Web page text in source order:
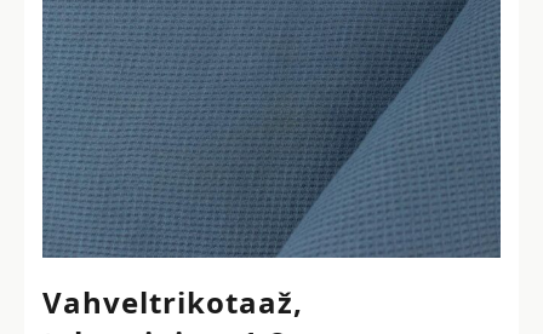
Vahveltrikotaaž,